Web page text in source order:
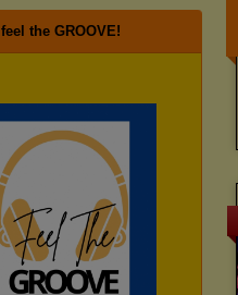
feel the GROOVE!